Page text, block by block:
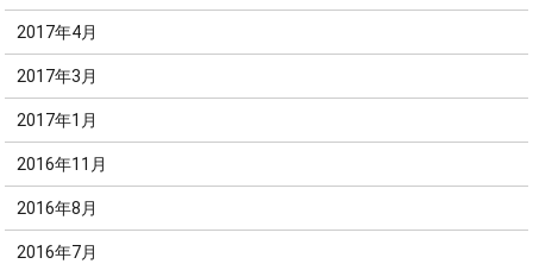
2017年4月
2017年3月
2017年1月
2016年11月
2016年8月
2016年7月